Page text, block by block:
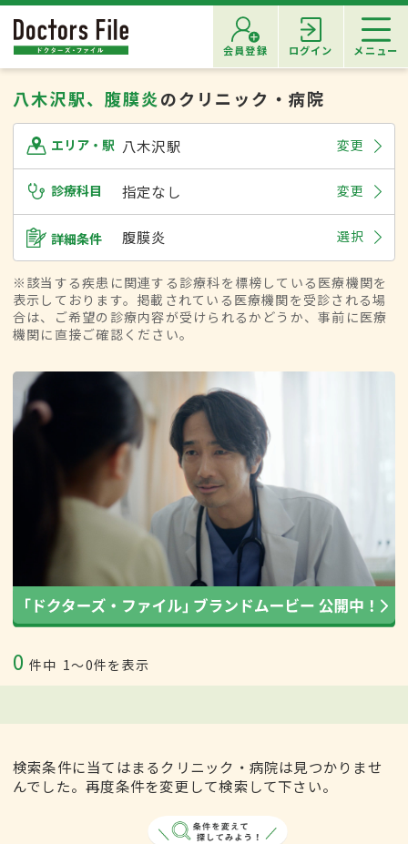
会員登録 ログイン メニュー
八木沢駅、腹膜炎のクリニック・病院
エリア・駅 八木沢駅 変更
診療科目 指定なし 変更
詳細条件 腹膜炎 選択
※該当する疾患に関連する診療科を標榜している医療機関を
表示しております。掲載されている医療機関を受診される場
合は、ご希望の診療内容が受けられるかどうか、事前に医療
機関に直接ご確認ください。
0 件中 1〜0件を表示
検索条件に当てはまるクリニック・病院は見つかりませ
んでした。再度条件を変更して検索して下さい。